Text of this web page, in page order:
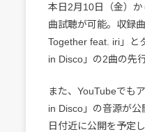
本日2月10日（金）
曲試聴が可能。収録
Together feat. iri」と
in Disco」の2曲の先
また、YouTubeでも
in Disco」の音源が
日付近に公開を予定